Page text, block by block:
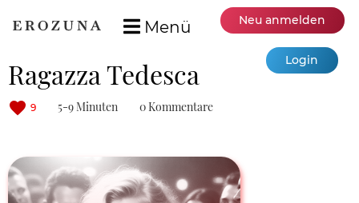
Menü Neu anmelden
Login
Ragazza Tedesca
9 5-9 Minuten 0 Kommentare